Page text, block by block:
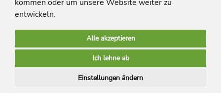
kommen oder um unsere Website weiter zu
entwickeln.
Alle akzeptieren
Ich lehne ab
Einstellungen ändern
limango Apps